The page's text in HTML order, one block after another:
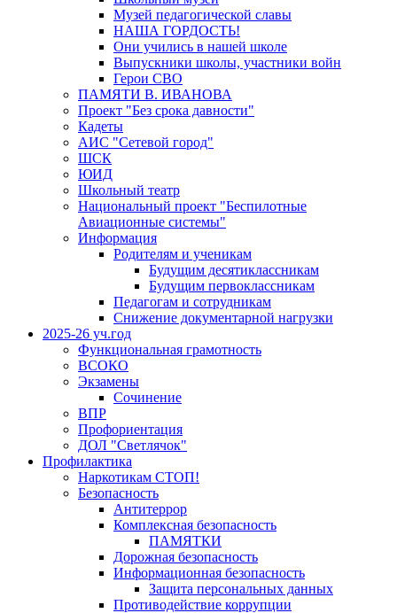
Музей педагогической славы
НАША ГОРДОСТЬ!
Они учились в нашей школе
Выпускники школы, участники войн
Герои СВО
ПАМЯТИ В. ИВАНОВА
Проект "Без срока давности"
Кадеты
АИС "Сетевой город"
ШСК
ЮИД
Школьный театр
Национальный проект "Беспилотные
Авиационные системы"
Информация
Родителям и ученикам
Будущим десятиклассникам
Будущим первоклассникам
Педагогам и сотрудникам
Снижение документарной нагрузки
2025-26 уч.год
Функциональная грамотность
ВСОКО
Экзамены
Сочинение
ВПР
Профориентация
ДОЛ "Светлячок"
Профилактика
Наркотикам СТОП!
Безопасность
Антитеррор
Комплексная безопасность
ПАМЯТКИ
Дорожная безопасность
Информационная безопасность
Защита персональных данных
Противодействие коррупции